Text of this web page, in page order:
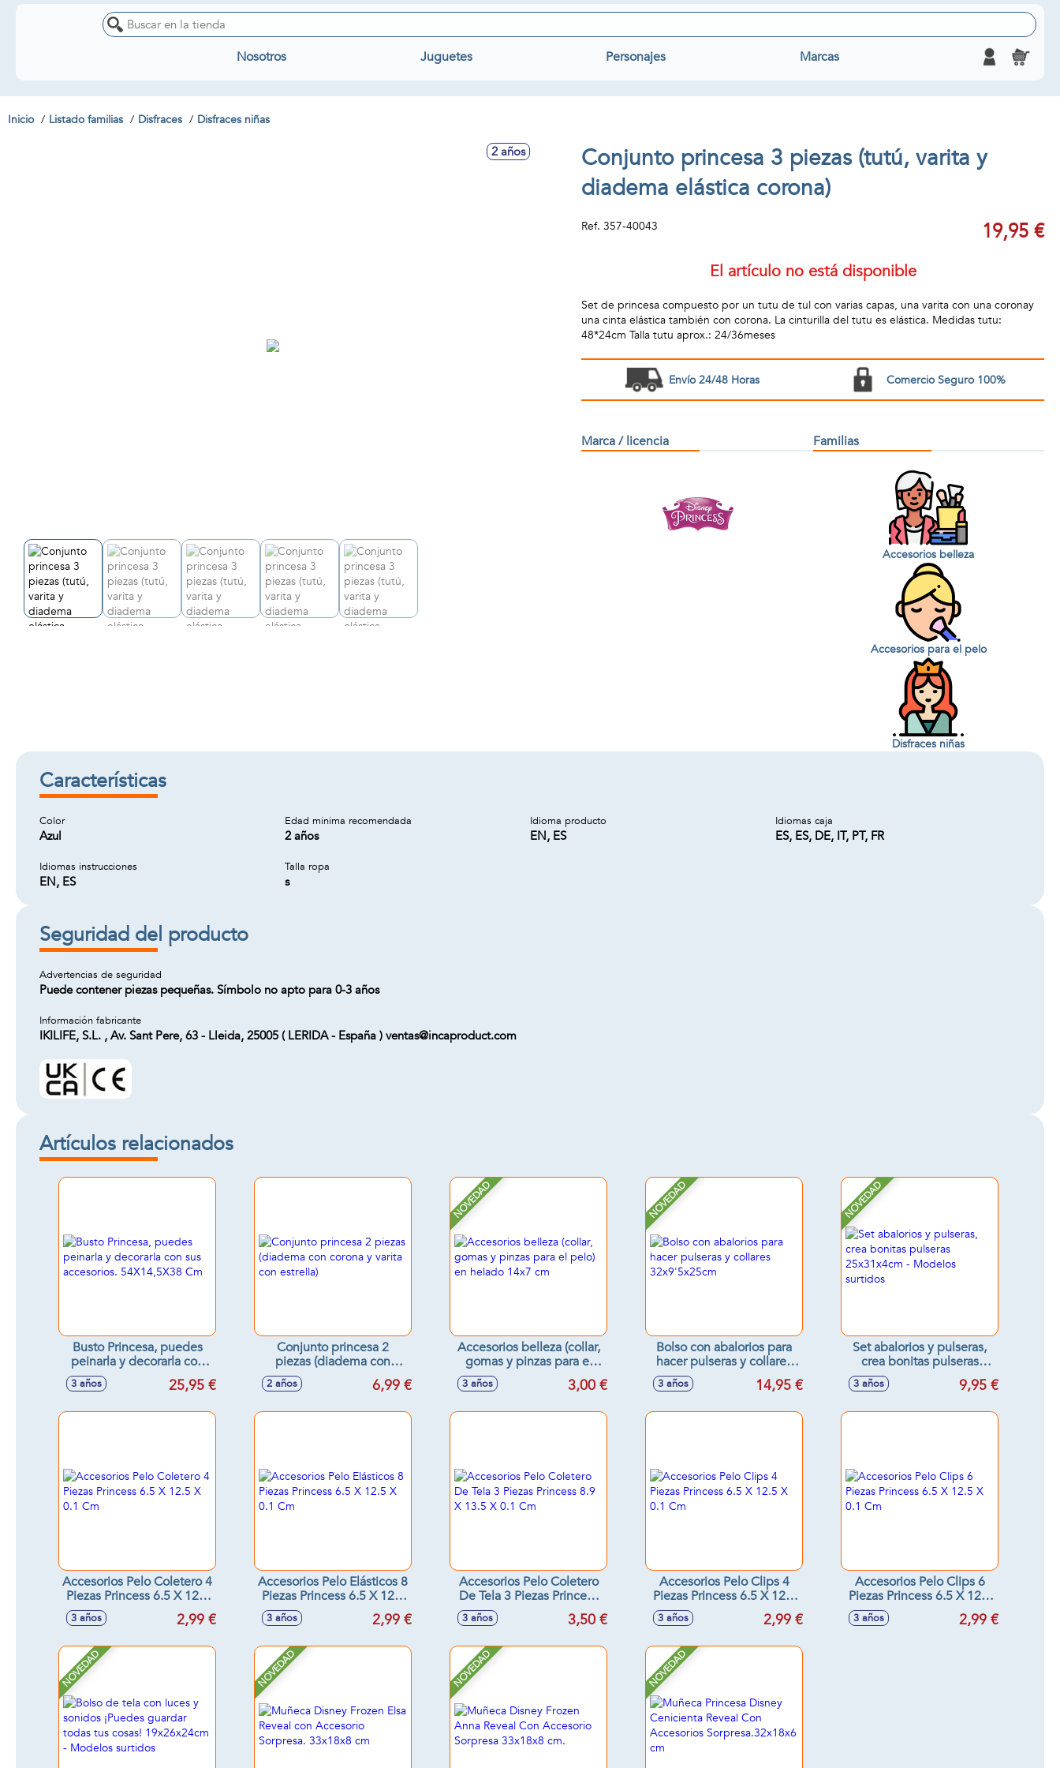
Nosotros Juguetes Personajes Marcas
Inicio Listado familias Disfraces Disfraces niñas
2 años
Conjunto princesa 3 piezas (tutú, varita y
diadema elástica corona)
Ref. 357-40043 19,95 €
El artículo no está disponible
Set de princesa compuesto por un tutu de tul con varias capas, una varita con una coronay
una cinta elástica también con corona. La cinturilla del tutu es elástica. Medidas tutu:
48*24cm Talla tutu aprox.: 24/36meses
Envío 24/48 Horas Comercio Seguro 100%
Marca / licencia Familias
Accesorios belleza
Accesorios para el pelo
Disfraces niñas
Características
Color
Azul
Edad minima recomendada
2 años
Idioma producto
EN, ES
Idiomas caja
ES, ES, DE, IT, PT, FR
Idiomas instrucciones
EN, ES
Talla ropa
s
Seguridad del producto
Advertencias de seguridad
Puede contener piezas pequeñas. Símbolo no apto para 0-3 años
Información fabricante
IKILIFE, S.L. , Av. Sant Pere, 63 - Lleida, 25005 ( LERIDA - España ) ventas@incaproduct.com
Artículos relacionados
Busto Princesa, puedes
peinarla y decorarla con
sus accesorios.
54X14,5X38 Cm
3 años 25,95 €
Conjunto princesa 2
piezas (diadema con
corona y varita con
2 años 6,99 €
NOVEDAD
Accesorios belleza (collar,
gomas y pinzas para el
pelo) en helado 14x7 cm
3 años 3,00 €
NOVEDAD
Bolso con abalorios para
hacer pulseras y collares
32x9'5x25cm
3 años 14,95 €
NOVEDAD
Set abalorios y pulseras,
crea bonitas pulseras
25x31x4cm - Modelos
3 años 9,95 €
Accesorios Pelo Coletero 4
Piezas Princess 6.5 X 12.5
3 años 2,99 €
Accesorios Pelo Elásticos 8
Piezas Princess 6.5 X 12.5
3 años 2,99 €
Accesorios Pelo Coletero
De Tela 3 Piezas Princess
8.9 X 13.5 X 0.1 Cm
3 años 3,50 €
Accesorios Pelo Clips 4
Piezas Princess 6.5 X 12.5
3 años 2,99 €
Accesorios Pelo Clips 6
Piezas Princess 6.5 X 12.5
3 años 2,99 €
NOVEDAD NOVEDAD NOVEDAD NOVEDAD